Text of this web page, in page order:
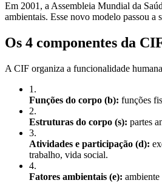
Em 2001, a Assembleia Mundial da
ambientais. Esse novo modelo passou a
Os 4 componentes da
A CIF organiza a funcionalidade
1 .
Funções do corpo (b): funções
2.
Estruturas do corpo (s): partes
3.
Atividades e participação (d):
trabalho, vida social.
4.
Fatores ambientais (e):